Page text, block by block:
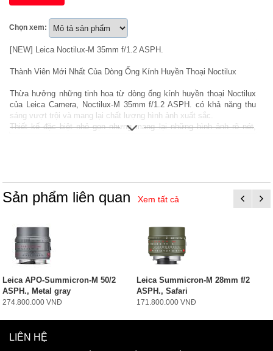
Chọn xem:
[NEW] Leica Noctilux-M 35mm f/1.2 ASPH.
Thành Viên Mới Nhất Của Dòng Ống Kính Huyền Thoại Noctilux
Thừa hưởng những tinh hoa từ dòng ống kính huyền thoại Noctilux
của Leica Camera, Noctilux-M 35mm f/1.2 ASPH. có khả năng thu
sáng vượt trội và mang lại chất lượng hình ảnh xuất sắc.
Thiết kế đặc biệt nhỏ gọn nhưng mang lại những hình ảnh rõ nét,
Vui lòng liên hệ với Leica Vietnam để được hỗ trợ và đặt hàng
Sản phẩm liên quan Xem tất cả
Leica APO-Summicron-M 50/2
ASPH., Metal gray
274.800.000 VNĐ
Leica Summicron-M 28mm f/2
ASPH., Safari
171.800.000 VNĐ
LIÊN HỆ